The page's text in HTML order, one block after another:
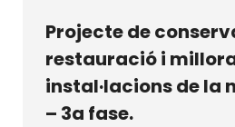
Projecte de
restauració i
instal·lacions de la
– 3a fase.